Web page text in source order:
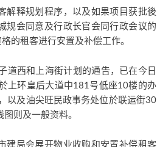
解释规划程序，以及如果项目获批後
规会同意及行政长官会同行政会议的
的租客进行安置及补偿工作。
道西和上海街计划的通告，已在今日
上环皇后大道中181号低座10楼的办
以及油尖旺民政事务处位於联运街30
则及一般资料。
建局会展开物业收购和安置补偿租客